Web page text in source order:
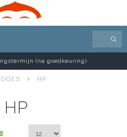
(na goedkeuring)
HP
HP